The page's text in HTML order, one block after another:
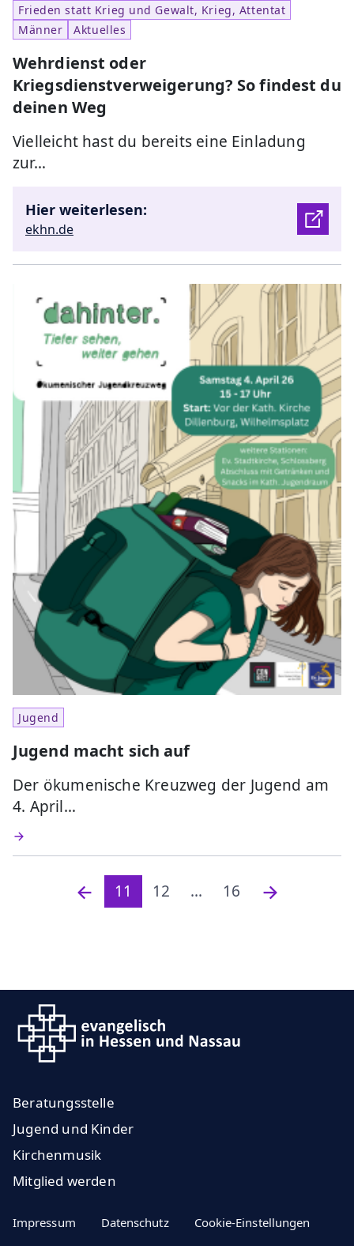
Frieden statt Krieg und Gewalt, Krieg, Attentat
Männer
Aktuelles
Wehrdienst oder
Kriegsdienstverweigerung? So findest du
deinen Weg
Vielleicht hast du bereits eine Einladung
zur…
Hier weiterlesen:
ekhn.de
Jugend
Jugend macht sich auf
Der ökumenische Kreuzweg der Jugend am
4. April…
11 12 ... 16
Beratungsstelle
Jugend und Kinder
Kirchenmusik
Mitglied werden
Impressum Datenschutz Cookie-Einstellungen